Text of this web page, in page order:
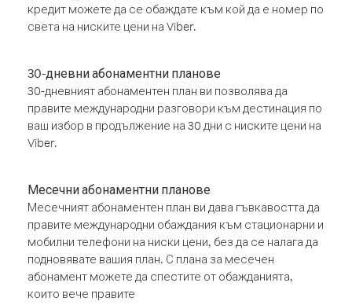
кредит можете да се обаждате към кой да е номер по
света на ниските цени на Viber.
30-дневни абонаментни планове
30-дневният абонаментен план ви позволява да
правите международни разговори към дестинация по
ваш избор в продължение на 30 дни с ниските цени на
Viber.
Месечни абонаментни планове
Месечният абонаментен план ви дава гъвкавостта да
правите международни обаждания към стационарни и
мобилни телефони на ниски цени, без да се налага да
подновявате вашия план. С плана за месечен
абонамент можете да спестите от обажданията,
които вече правите